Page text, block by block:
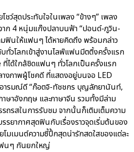
ชว์สุดประทับใจในเพลง “ข้างๆ” เพลง
าก 4 หนุ่มแก๊งปลาบนฟ้า “ปอนด์-ภูวิน-
ฟินให้แฟนๆ ได้หายคิดถึง พร้อมกล่าว
วโลกเข้าสู่งานไลฟ์แฟนมีตติ้งครั้งแรก
ได้ใกล้ชิดแฟนๆ ทั่วโลกเป็นครั้งแรก
งภาพผู้โชคดี ที่แสดงอยู่บนจอ LED
ารมณ์ดี “ก๊อตจิ-ทัชชกร บุญลัภยานันท์,
าษาอังกฤษ และภาษาจีน รวมทั้งมีล่าม
ถรสในการรับชม จากนั้นก็เติมเต็มความ
ยากาศสุดฟินกับเรื่องราวจุดเริ่มต้นของ
โมเมนต์ความซี้ปึ้กสุดน่ารักสดใสของแต่ละ
ฟนๆ กันยกใหญ่